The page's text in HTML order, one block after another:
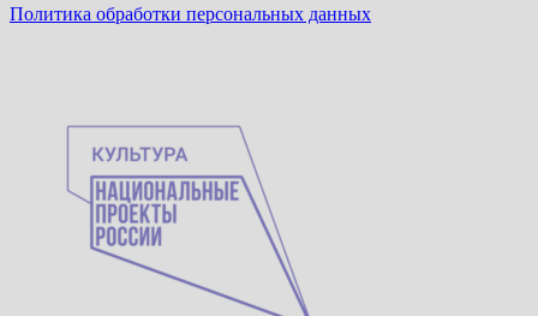
Политика обработки персональных данных